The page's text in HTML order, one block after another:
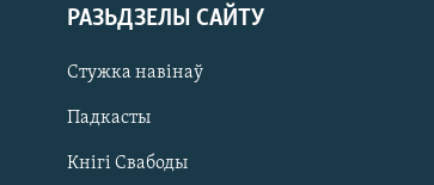
РАЗЬДЗЕЛЫ САЙТУ
Стужка навінаў
Падкасты
Кнігі Свабоды